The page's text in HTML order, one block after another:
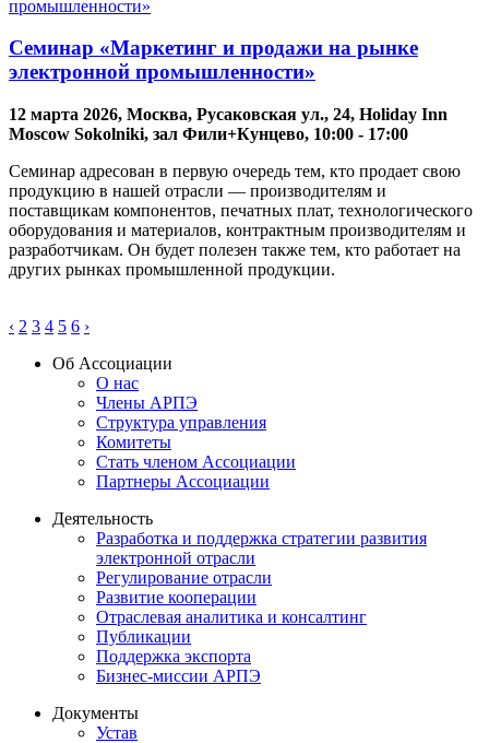
Семинар «Маркетинг и продажи на рынке
электронной промышленности»
12 марта 2026, Москва, Русаковская ул., 24, Holiday Inn
Moscow Sokolniki, зал Фили+Кунцево, 10:00 - 17:00
Семинар адресован в первую очередь тем, кто продает свою
продукцию в нашей отрасли — производителям и
поставщикам компонентов, печатных плат, технологического
оборудования и материалов, контрактным производителям и
разработчикам. Он будет полезен также тем, кто работает на
других рынках промышленной продукции.
‹ 2 3 4 5 6 ›
Об Ассоциации
О нас
Члены АРПЭ
Структура управления
Комитеты
Стать членом Ассоциации
Партнеры Ассоциации
Деятельность
Разработка и поддержка стратегии развития
электронной отрасли
Регулирование отрасли
Развитие кооперации
Отраслевая аналитика и консалтинг
Публикации
Поддержка экспорта
Бизнес-миссии АРПЭ
Документы
Устав